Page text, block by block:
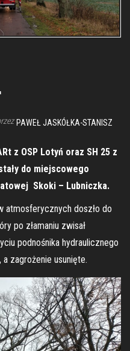
PAWEŁ JASKÓŁKA-STANISZ
z OSP Lotyń oraz SH 25 z
do miejscowego
Skoki – Lubniczka.
atmosferycznych doszło do
po złamaniu zwisał
podnośnika hydraulicznego
zagrożenie usunięte.